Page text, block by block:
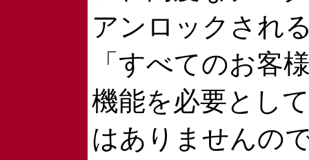
アンロックされ
「すべてのお客
機能を必要とし
はありませんの